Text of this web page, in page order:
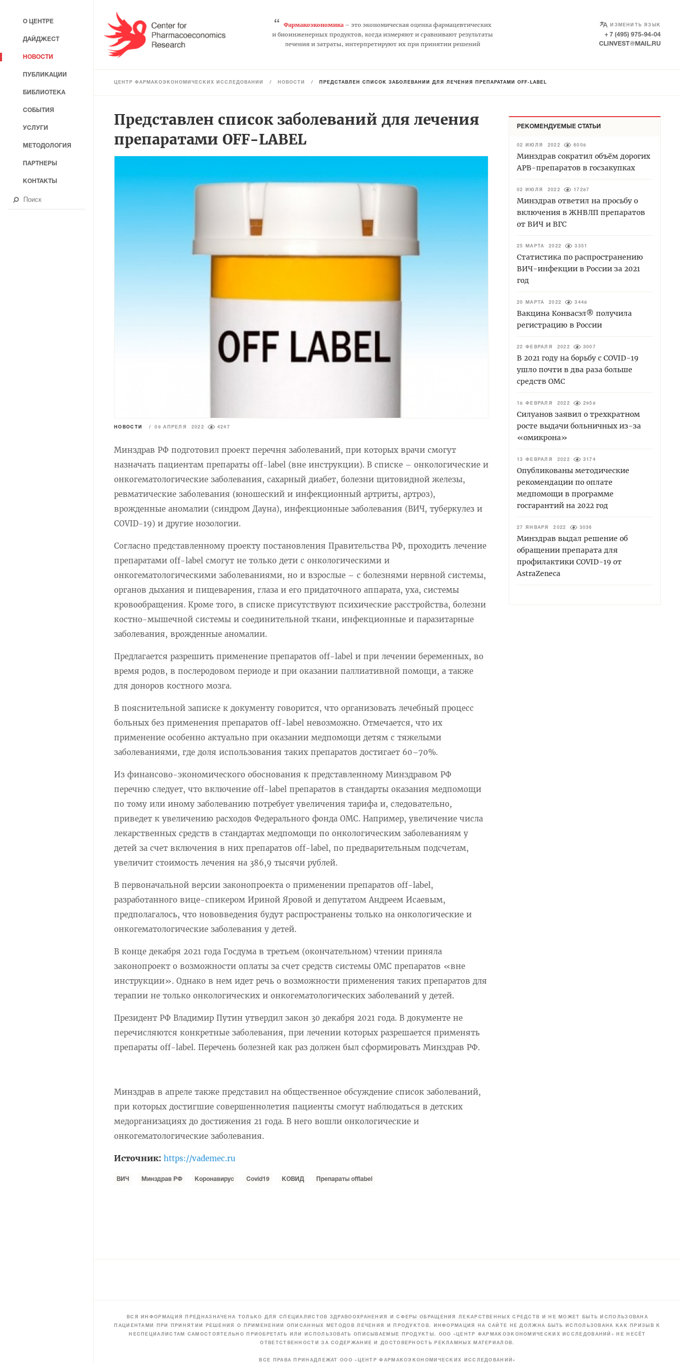
“ Фармакоэкономика– это экономическая оценка фармацевтических
и биоинженерных продуктов, когда измеряют и сравнивают результаты
лечения и затраты, интерпретируют их при принятии решений
ИЗМЕНИТЬ ЯЗЫК
SELECT LANGUAGE
+ 7 (495) 975-94-04
CLINVEST@MAIL.RU
ЦЕНТР ФАРМАКОЭКОНОМИЧЕСКИХ ИССЛЕДОВАНИЙ / НОВОСТИ / ПРЕДСТАВЛЕН СПИСОК ЗАБОЛЕВАНИЙ ДЛЯ ЛЕЧЕНИЯ ПРЕПАРАТАМИ OFF-LABEL
Представлен список заболеваний для лечения
препаратами OFF-LABEL
НОВОСТИ / 09 АПРЕЛЯ 2022 4247
Минздрав РФ подготовил проект перечня заболеваний, при которых врачи смогут
назначать пациентам препараты off-label (вне инструкции). В списке – онкологические и
онкогематологические заболевания, сахарный диабет, болезни щитовидной железы,
ревматические заболевания (юношеский и инфекционный артриты, артроз),
врожденные аномалии (синдром Дауна), инфекционные заболевания (ВИЧ, туберкулез и
COVID-19) и другие нозологии.
Согласно представленному проекту постановления Правительства РФ, проходить лечение
препаратами off-label смогут не только дети с онкологическими и
онкогематологическими заболеваниями, но и взрослые – с болезнями нервной системы,
органов дыхания и пищеварения, глаза и его придаточного аппарата, уха, системы
кровообращения. Кроме того, в списке присутствуют психические расстройства, болезни
костно-мышечной системы и соединительной ткани, инфекционные и паразитарные
заболевания, врожденные аномалии.
Предлагается разрешить применение препаратов off-label и при лечении беременных, во
время родов, в послеродовом периоде и при оказании паллиативной помощи, а также
для доноров костного мозга.
В пояснительной записке к документу говорится, что организовать лечебный процесс
больных без применения препаратов off-label невозможно. Отмечается, что их
применение особенно актуально при оказании медпомощи детям с тяжелыми
заболеваниями, где доля использования таких препаратов достигает 60–70%.
Из финансово-экономического обоснования к представленному Минздравом РФ
перечню следует, что включение off-label препаратов в стандарты оказания медпомощи
по тому или иному заболеванию потребует увеличения тарифа и, следовательно,
приведет к увеличению расходов Федерального фонда ОМС. Например, увеличение числа
лекарственных средств в стандартах медпомощи по онкологическим заболеваниям у
детей за счет включения в них препаратов off-label, по предварительным подсчетам,
увеличит стоимость лечения на 386,9 тысячи рублей.
В первоначальной версии законопроекта о применении препаратов off-label,
разработанного вице-спикером Ириной Яровой и депутатом Андреем Исаевым,
предполагалось, что нововведения будут распространены только на онкологические и
онкогематологические заболевания у детей.
В конце декабря 2021 года Госдума в третьем (окончательном) чтении приняла
законопроект о возможности оплаты за счет средств системы ОМС препаратов «вне
инструкции». Однако в нем идет речь о возможности применения таких препаратов для
терапии не только онкологических и онкогематологических заболеваний у детей.
Президент РФ Владимир Путин утвердил закон 30 декабря 2021 года. В документе не
перечисляются конкретные заболевания, при лечении которых разрешается применять
препараты off-label. Перечень болезней как раз должен был сформировать Минздрав РФ.
Минздрав в апреле также представил на общественное обсуждение список заболеваний,
при которых достигшие совершеннолетия пациенты смогут наблюдаться в детских
медорганизациях до достижения 21 года. В него вошли онкологические и
онкогематологические заболевания.
Источник: https://vademec.ru
ВИЧ Минздрав РФ Коронавирус Covid19 КОВИД Препараты offlabel
РЕКОМЕНДУЕМЫЕ СТАТЬИ
02 ИЮЛЯ 2022 6008
Минздрав сократил объём дорогих
АРВ-препаратов в госзакупках
02 ИЮЛЯ 2022 17287
Минздрав ответил на просьбу о
включения в ЖНВЛП препаратов
от ВИЧ и ВГС
25 МАРТА 2022 3351
Статистика по распространению
ВИЧ-инфекции в России за 2021
год
20 МАРТА 2022 3448
Вакцина Конвасэл® получила
регистрацию в России
22 ФЕВРАЛЯ 2022 3007
В 2021 году на борьбу с COVID-19
ушло почти в два раза больше
средств ОМС
18 ФЕВРАЛЯ 2022 2958
Силуанов заявил о трехкратном
росте выдачи больничных из-за
«омикрона»
13 ФЕВРАЛЯ 2022 3174
Опубликованы методические
рекомендации по оплате
медпомощи в программе
госгарантий на 2022 год
27 ЯНВАРЯ 2022 3036
Минздрав выдал решение об
обращении препарата для
профилактики COVID-19 от
AstraZeneca
ВСЯ ИНФОРМАЦИЯ ПРЕДНАЗНАЧЕНА ТОЛЬКО ДЛЯ СПЕЦИАЛИСТОВ ЗДРАВООХРАНЕНИЯ И СФЕРЫ ОБРАЩЕНИЯ ЛЕКАРСТВЕННЫХ СРЕДСТВ И НЕ МОЖЕТ БЫТЬ ИСПОЛЬЗОВАНА
ПАЦИЕНТАМИ ПРИ ПРИНЯТИИ РЕШЕНИЯ О ПРИМЕНЕНИИ ОПИСАННЫХ МЕТОДОВ ЛЕЧЕНИЯ И ПРОДУКТОВ. ИНФОРМАЦИЯ НА САЙТЕ НЕ ДОЛЖНА БЫТЬ ИСПОЛЬЗОВАНА КАК ПРИЗЫВ К
НЕСПЕЦИАЛИСТАМ САМОСТОЯТЕЛЬНО ПРИОБРЕТАТЬ ИЛИ ИСПОЛЬЗОВАТЬ ОПИСЫВАЕМЫЕ ПРОДУКТЫ. ООО «ЦЕНТР ФАРМАКОЭКОНОМИЧЕСКИХ ИССЛЕДОВАНИЙ» НЕ НЕСЁТ
ОТВЕТСТВЕННОСТИ ЗА СОДЕРЖАНИЕ И ДОСТОВЕРНОСТЬ РЕКЛАМНЫХ МАТЕРИАЛОВ.
ВСЕ ПРАВА ПРИНАДЛЕЖАТ ООО «ЦЕНТР ФАРМАКОЭКОНОМИЧЕСКИХ ИССЛЕДОВАНИЙ»
О ЦЕНТРЕ
ДАЙДЖЕСТ
НОВОСТИ
ПУБЛИКАЦИИ
БИБЛИОТЕКА
СОБЫТИЯ
УСЛУГИ
МЕТОДОЛОГИЯ
ПАРТНЕРЫ
КОНТАКТЫ